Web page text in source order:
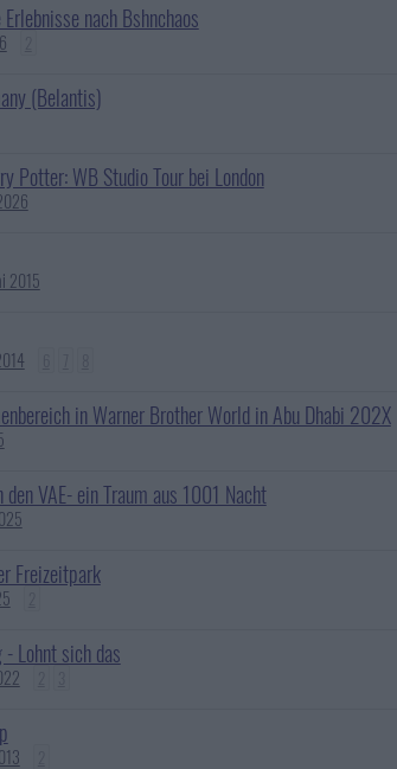
nach Bshnchaos
(Belantis)
Potter: WB Studio Tour bei London
2015
in Warner Brother World in Abu Dhabi 202X
VAE- ein Traum aus 1001 Nacht
Freizeitpark
- Lohnt sich das